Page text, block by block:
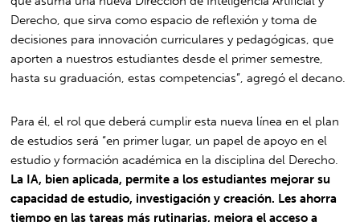
Derecho, que sirva como espacio de reflexión y toma de
decisiones para innovación curriculares y pedagógicas, que
aporten a nuestros estudiantes desde el primer semestre,
hasta su graduación, estas competencias”, agregó el decano.
Para él, el rol que deberá cumplir esta nueva línea en el plan
de estudios será “en primer lugar, un papel de apoyo en el
estudio y formación académica en la disciplina del Derecho.
La IA, bien aplicada, permite a los estudiantes mejorar su
capacidad de estudio, investigación y creación. Les ahorra
tiempo en las tareas más rutinarias, mejora el acceso a